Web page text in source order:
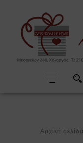
Αρχική σελίδα